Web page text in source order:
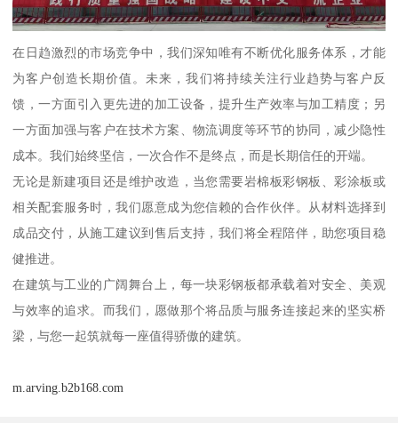
在日趋激烈的市场竞争中，我们深知唯有不断优化服务体系，才能
为客户创造长期价值。未来，我们将持续关注行业趋势与客户反
馈，一方面引入更先进的加工设备，提升生产效率与加工精度；另
一方面加强与客户在技术方案、物流调度等环节的协同，减少隐性
成本。我们始终坚信，一次合作不是终点，而是长期信任的开端。
无论是新建项目还是维护改造，当您需要岩棉板彩钢板、彩涂板或
相关配套服务时，我们愿意成为您信赖的合作伙伴。从材料选择到
成品交付，从施工建议到售后支持，我们将全程陪伴，助您项目稳
健推进。
在建筑与工业的广阔舞台上，每一块彩钢板都承载着对安全、美观
与效率的追求。而我们，愿做那个将品质与服务连接起来的坚实桥
梁，与您一起筑就每一座值得骄傲的建筑。
m.arving.b2b168.com